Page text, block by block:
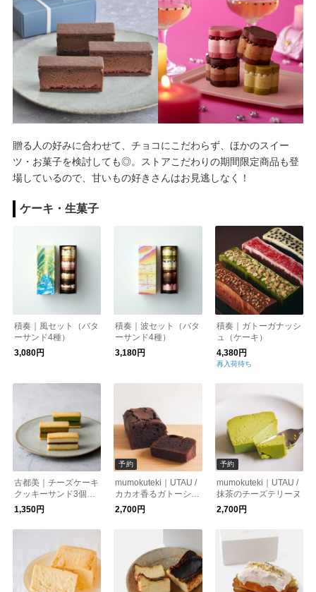
贈る人の好みに合わせて、チョコにこだわらず、ほかのスイー
ツ・お菓子を検討しても◎。ストアこだわりの期間限定商品も登
場しているので、甘いもの好きさんはお見逃しなく！
ケーキ・生菓子
積奏｜風セット（バタ
ーサンド4種）
3,080円
積奏｜波セット（バタ
ーサンド4種）
3,180円
積奏｜ガトーガナッシ
ュ（ケーキ）
4,380円
再入荷待ち
古都美｜チーズケーキ
クッキーサンド3個入
（冷凍発送）
1,350円
予約
mumokuteki｜UTAU /
カカオ香るガトーショ
コラ
2,700円
予約
mumokuteki｜UTAU /
抹茶のチーズテリーヌ
2,700円